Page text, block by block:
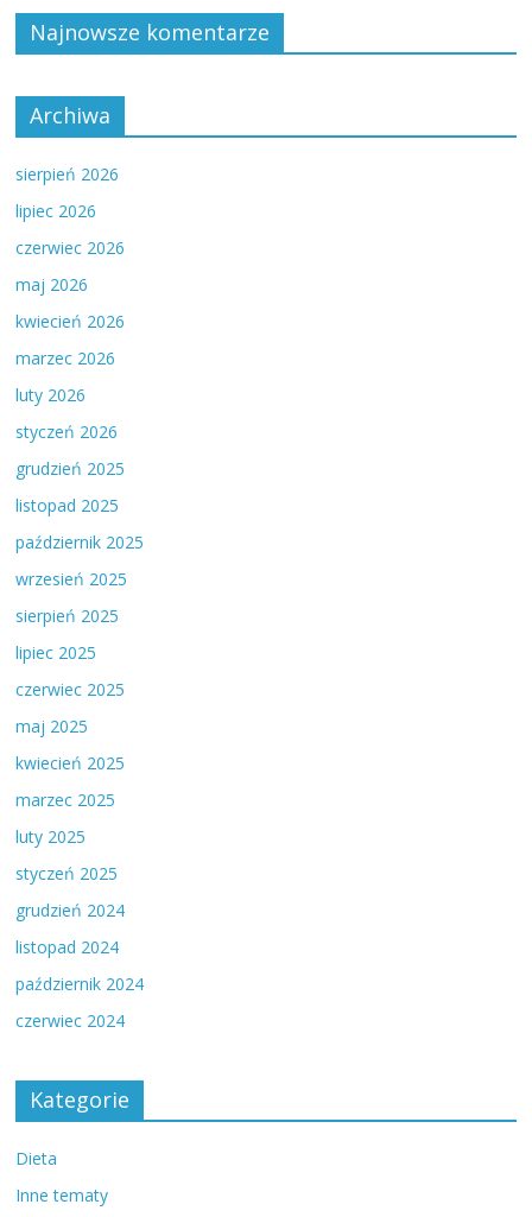
Najnowsze komentarze
Archiwa
sierpień 2026
lipiec 2026
czerwiec 2026
maj 2026
kwiecień 2026
marzec 2026
luty 2026
styczeń 2026
grudzień 2025
listopad 2025
październik 2025
wrzesień 2025
sierpień 2025
lipiec 2025
czerwiec 2025
maj 2025
kwiecień 2025
marzec 2025
luty 2025
styczeń 2025
grudzień 2024
listopad 2024
październik 2024
czerwiec 2024
Kategorie
Dieta
Inne tematy